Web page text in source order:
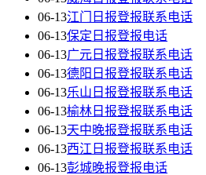
06-13江门日报登报联系电话
06-13保定日报登报电话
06-13广元日报登报联系电话
06-13德阳日报登报联系电话
06-13乐山日报登报联系电话
06-13榆林日报登报联系电话
06-13天中晚报登报联系电话
06-13西江日报登报联系电话
06-13彭城晚报登报电话